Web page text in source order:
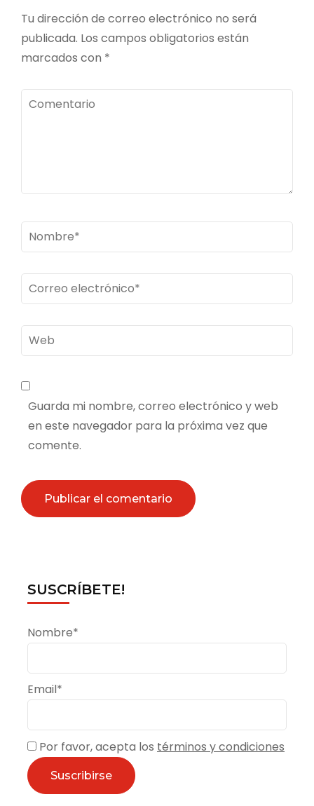
Tu dirección de correo electrónico no será
publicada. Los campos obligatorios están
marcados con *
Comentario
Nombre*
Correo
electrónico*
Web
Guarda mi nombre, correo electrónico y web
en este navegador para la próxima vez que
comente.
SUSCRÍBETE!
Nombre*
Email*
Por favor, acepta los términos y condiciones